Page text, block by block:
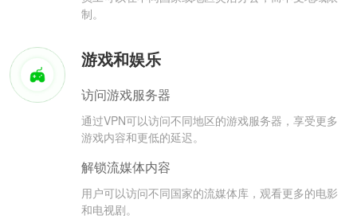
制。
游戏和娱乐
访问游戏服务器
通过VPN可以访问不同地区的游戏服务器，享受更多
游戏内容和更低的延迟。
解锁流媒体内容
用户可以访问不同国家的流媒体库，观看更多的电影
和电视剧。